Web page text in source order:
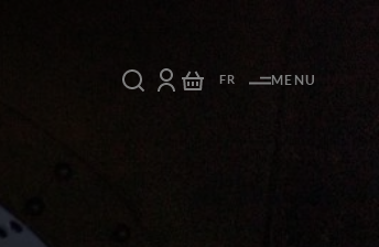
FR MENU